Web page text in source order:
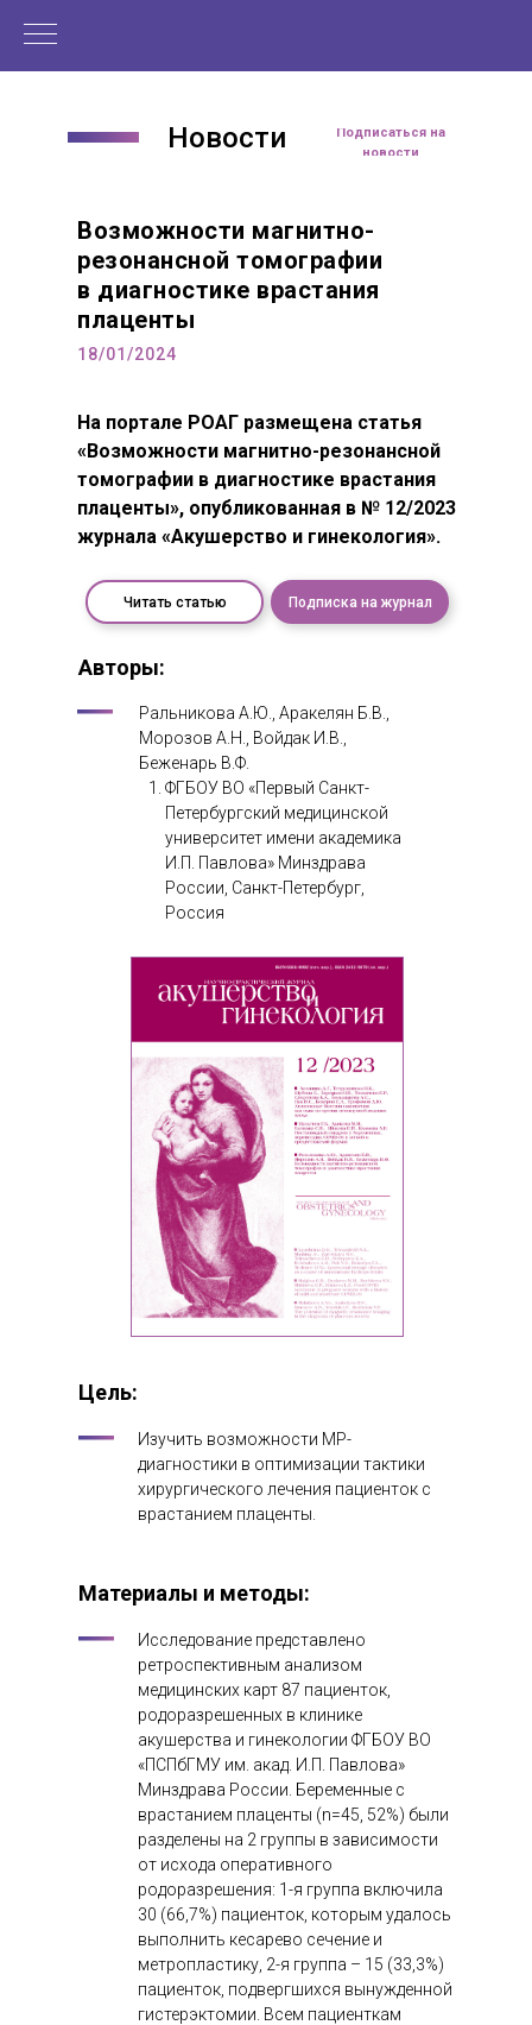
Новости
Подписаться на
новости
Возможности магнитно-
резонансной томографии
в диагностике врастания
плаценты
18/01/2024
На портале РОАГ размещена статья
«Возможности магнитно-резонансной
томографии в диагностике врастания
плаценты», опубликованная в № 12/2023
журнала «Акушерство и гинекология».
Ральникова А.Ю., Аракелян Б.В.,
Морозов А.Н., Войдак И.В.,
Беженарь В.Ф.
ФГБОУ ВО «Первый Санкт-
Петербургский медицинской
университет имени академика
И.П. Павлова» Минздрава
России, Санкт-Петербург,
Россия
Читать статью
Авторы:
Цель:
Изучить возможности МР-
диагностики в оптимизации тактики
хирургического лечения пациенток с
врастанием плаценты.
Материалы и методы:
Исследование представлено
ретроспективным анализом
медицинских карт 87 пациенток,
родоразрешенных в клинике
акушерства и гинекологии ФГБОУ ВО
«ПСПбГМУ им. акад. И.П. Павлова»
Минздрава России. Беременные с
врастанием плаценты (n=45, 52%) были
разделены на 2 группы в зависимости
от исхода оперативного
родоразрешения: 1-я группа включила
30 (66,7%) пациенток, которым удалось
выполнить кесарево сечение и
метропластику, 2-я группа – 15 (33,3%)
пациенток, подвергшихся вынужденной
гистерэктомии. Всем пациенткам
Читать статью Подписка на журнал